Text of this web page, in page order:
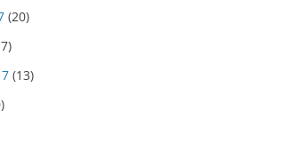
(20)
(13)